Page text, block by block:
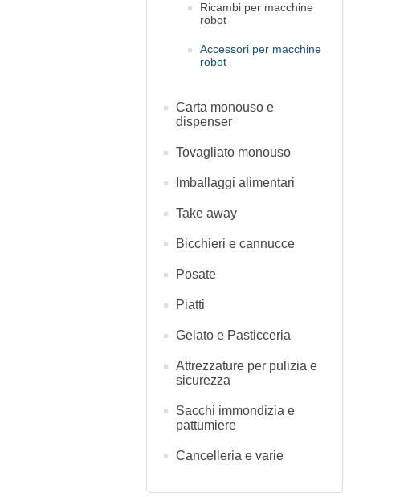
Ricambi per macchine
robot
Accessori per macchine
robot
Carta monouso e
dispenser
Tovagliato monouso
Imballaggi alimentari
Take away
Bicchieri e cannucce
Posate
Piatti
Gelato e Pasticceria
Attrezzature per pulizia e
sicurezza
Sacchi immondizia e
pattumiere
Cancelleria e varie